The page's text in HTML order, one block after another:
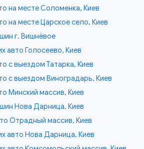
на месте Соломенка, Киев
на месте Царское село, Киев
г. Вишнёвое
авто Голосеево, Киев
с выездом Татарка, Киев
с выездом Виноградарь, Киев
Минский массив, Киев
Нова Дарница, Киев
Отрадный массив, Киев
авто Нова Дарница, Киев